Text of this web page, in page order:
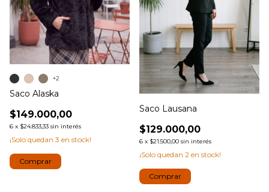
Saco Alaska
$149.000,00
6 x $24.833,33 sin interés
¡Solo quedan 3 en stock!
+2
Comprar
Saco Lausana
$129.000,00
6 x $21.500,00 sin interés
¡Solo quedan 2 en stock!
Comprar